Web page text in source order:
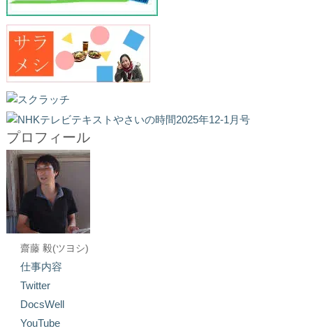
プロフィール
齋藤 毅(ツヨシ)
仕事内容
Twitter
DocsWell
YouTube